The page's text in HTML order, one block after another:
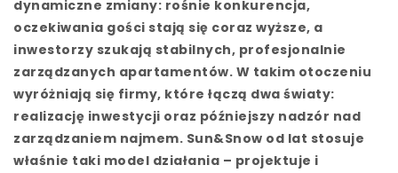
dynamiczne zmiany: rośnie konkurencja,
oczekiwania gości stają się coraz wyższe, a
inwestorzy szukają stabilnych, profesjonalnie
zarządzanych apartamentów. W takim otoczeniu
wyróżniają się firmy, które łączą dwa światy:
realizację inwestycji oraz późniejszy nadzór nad
zarządzaniem najmem. Sun&Snow od lat stosuje
właśnie taki model działania – projektuje i